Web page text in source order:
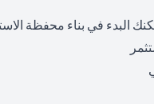
البدء في بناء محفظة